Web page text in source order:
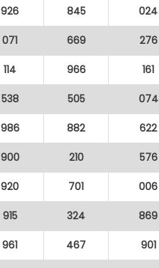
926 845 024
071 669 276
114 966 161
538 505 074
986 882 622
900 210 576
920 701 006
915 324 869
961 467 901